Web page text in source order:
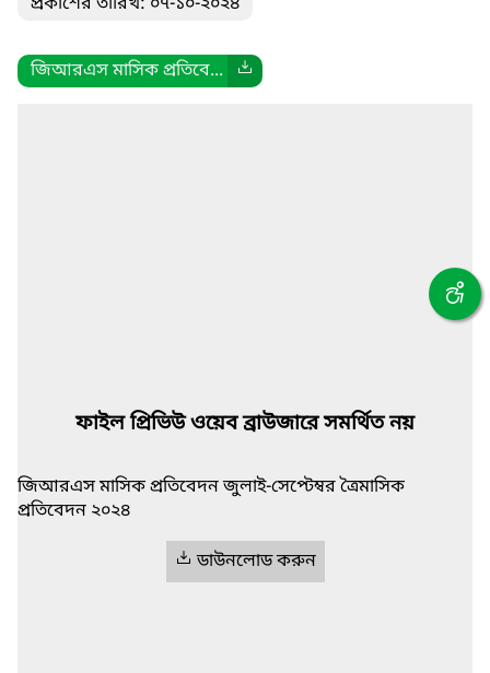
জিআরএস মাসিক প্রতিবে...
ফাইল প্রিভিউ ওয়েব ব্রাউজারে সমর্থিত নয়
জিআরএস মাসিক প্রতিবেদন জুলাই-সেপ্টেম্বর ত্রৈমাসিক
প্রতিবেদন ২০২৪
ডাউনলোড করুন